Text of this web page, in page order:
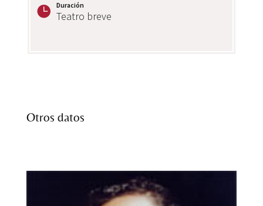
Duración
Teatro breve
Otros datos